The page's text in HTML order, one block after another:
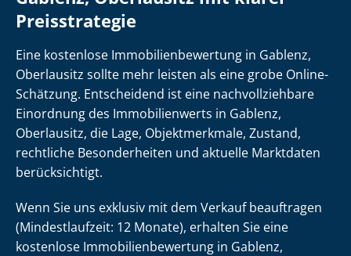
Preisstrategie
Eine kostenlose Im­mo­bi­li­en­be­wer­tung in Gablenz,
Oberlausitz sollte mehr leisten als eine grobe Online-
Schätzung. Entscheidend ist eine nach­voll­zieh­ba­re
Einordnung des Immobilienwerts in Gablenz,
Oberlausitz, die Lage, Objektmerkmale, Zustand,
rechtliche Besonderheiten und aktuelle Marktdaten
berücksichtigt.
Wenn Sie uns exklusiv mit dem Verkauf beauftragen
(Mindestlaufzeit: 12 Monate), erhalten Sie eine
kostenlose Im­mo­bi­li­en­be­wer­tung in Gablenz,